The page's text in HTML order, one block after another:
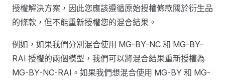
授權解決方案，因此您應該遵循原始授權條款關於衍生品
的條款，但不能重新授權您的混合結果。
例如，如果我們分別混合使用 MG-BY-NC 和 MG-BY-
RAI 授權的兩個模型，我們可以將混合結果重新授權為
MG-BY-NC-RAI。如果我們想混合使用 MG-BY 和 MG-